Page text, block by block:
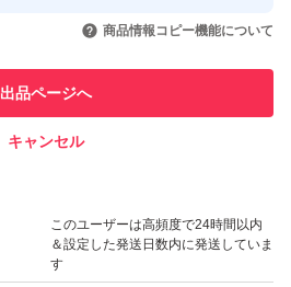
引を完了させた実績があります
での取引実績があります
このユーザーは高頻度で24時間以内
＆設定した発送日数内に発送していま
す
商品情報コピー機能について
出品ページへ
キャンセル